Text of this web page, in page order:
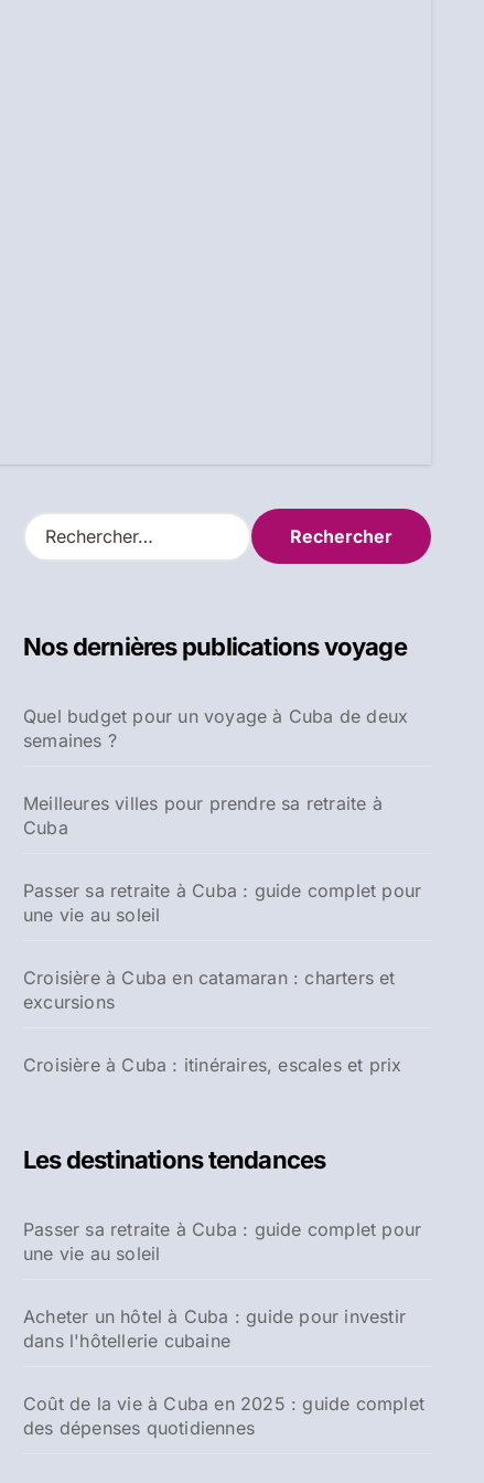
R
e
r
e
r
Nos dernières publications voyage
Quel budget pour un voyage à Cuba de deux
semaines ?
Meilleures villes pour prendre sa retraite à
Cuba
Passer sa retraite à Cuba : guide complet pour
une vie au soleil
Croisière à Cuba en catamaran : charters et
excursions
Croisière à Cuba : itinéraires, escales et prix
Les destinations tendances
Passer sa retraite à Cuba : guide complet pour
une vie au soleil
Acheter un hôtel à Cuba : guide pour investir
dans l'hôtellerie cubaine
Coût de la vie à Cuba en 2025 : guide complet
des dépenses quotidiennes